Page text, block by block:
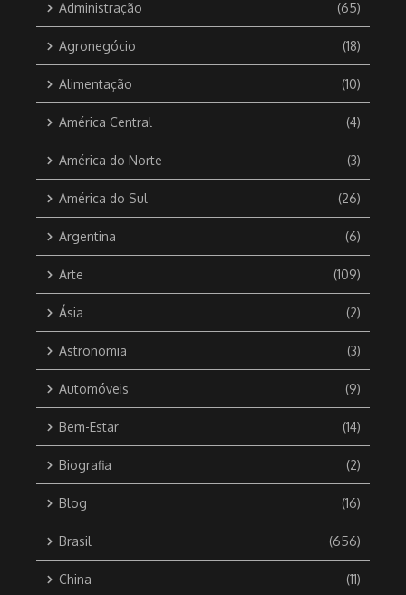
Administração (65)
Agronegócio (18)
Alimentação (10)
América Central (4)
América do Norte (3)
América do Sul (26)
Argentina (6)
Arte (109)
Ásia (2)
Astronomia (3)
Automóveis (9)
Bem-Estar (14)
Biografia (2)
Blog (16)
Brasil (656)
China (11)